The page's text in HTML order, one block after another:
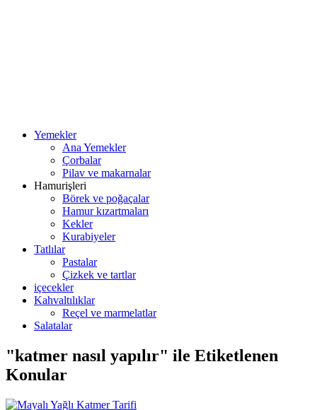
Yemekler
Ana Yemekler
Çorbalar
Pilav ve makarnalar
Hamurişleri
Börek ve poğaçalar
Hamur kızartmaları
Kekler
Kurabiyeler
Tatlılar
Pastalar
Çizkek ve tartlar
içecekler
Kahvaltılıklar
Reçel ve marmelatlar
Salatalar
"katmer nasıl yapılır" ile Etiketlenen
Konular